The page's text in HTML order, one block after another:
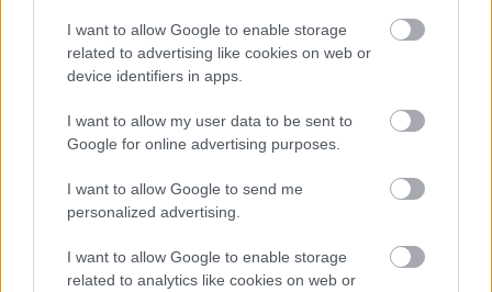
I want to allow Google to enable storage
related to advertising like cookies on web or
device identifiers in apps.
I want to allow my user data to be sent to
Google for online advertising purposes.
I want to allow Google to send me
personalized advertising.
I want to allow Google to enable storage
related to analytics like cookies on web or